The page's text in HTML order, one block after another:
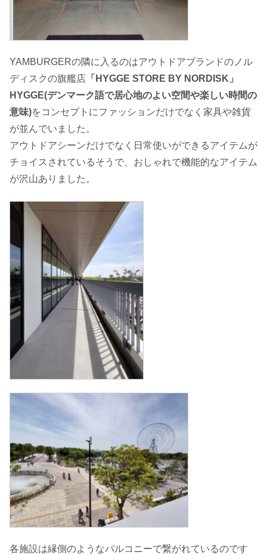
YAMBURGERの隣に入るのはアウトドアブランドのノル
ディスクの旗艦店 「HYGGE STORE BY NORDISK」
HYGGE(デンマーク語で居心地のよい空間や楽しい時間の
意味)をコンセプトにファッションだけでなく家具や雑貨
が並んでいました。
アウトドアシーンだけでなく日常使いができるアイテムが
チョイスされているそうで、おしゃれで機能的なアイテム
が沢山ありました。
各施設は縁側のようなバルコニーで繋がれているのです